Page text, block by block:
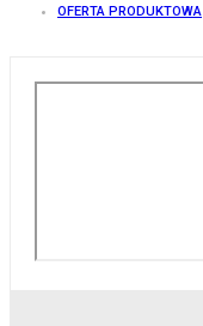
OFERTA PRODUKTOWA